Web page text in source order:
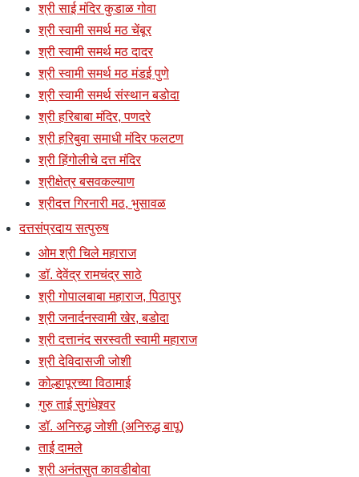
श्री साई मंदिर कुडाळ गोवा
श्री स्वामी समर्थ मठ चेंबूर
श्री स्वामी समर्थ मठ दादर
श्री स्वामी समर्थ मठ मंडई पुणे
श्री स्वामी समर्थ संस्थान बडोदा
श्री हरिबाबा मंदिर, पणदरे
श्री हरिबुवा समाधी मंदिर फलटण
श्री हिंगोलीचे दत्त मंदिर
श्रीक्षेत्र बसवकल्याण
श्रीदत्त गिरनारी मठ, भुसावळ
दत्तसंप्रदाय सत्पुरुष
ओम श्री चिले महाराज
डॉ. देवेंद्र रामचंद्र साठे
श्री गोपालबाबा महाराज, पिठापुर
श्री जनार्दनस्वामी खेर, बडोदा
श्री दत्तानंद सरस्वती स्वामी महाराज
श्री देविदासजी जोशी
कोल्हापूरच्या विठामाई
गुरु ताई सुगंधेश्र्वर
डॉ. अनिरुद्ध जोशी (अनिरुद्ध बापू)
ताई दामले
श्री अनंतसुत कावडीबोवा